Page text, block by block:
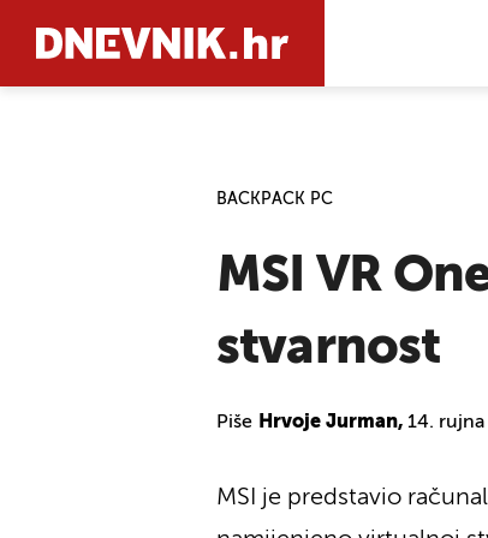
BACKPACK PC
MSI VR
stvarnost
Piše Hrvoje Jurman, 14. rujna
MSI je predstavio